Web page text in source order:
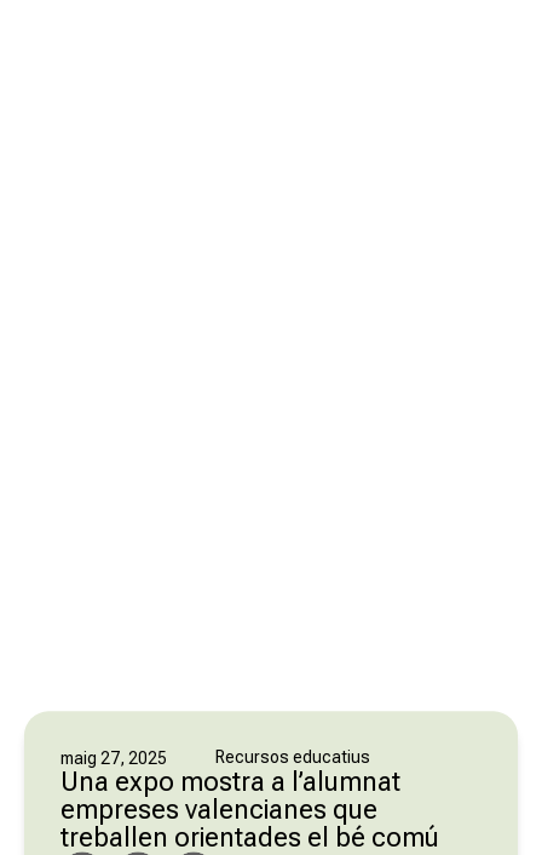
maig 27, 2025 Recursos educatius
Una expo mostra a l’alumnat
empreses valencianes que
treballen orientades el bé comú